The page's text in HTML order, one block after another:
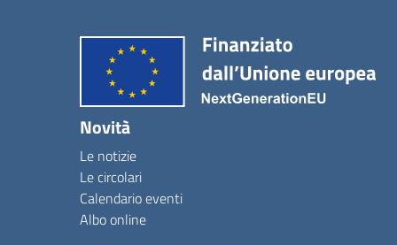
Novità
Le notizie
Le circolari
Calendario eventi
Albo online